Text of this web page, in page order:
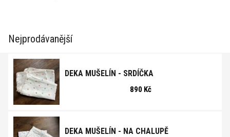
Nejprodávanější
DEKA MUŠELÍN - SRDÍČKA
890 Kč
DEKA MUŠELÍN - NA CHALUPĚ